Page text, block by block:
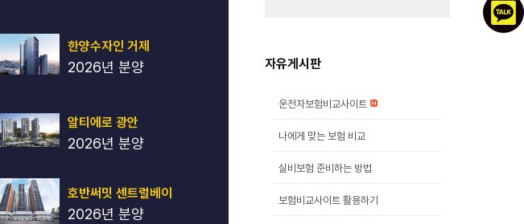
한양수자인 거제
2026년 분양
알티에로 광안
2026년 분양
호반써밋 센트럴베이
2026년 분양
자유게시판
운전자보험비교사이트
나에게 맞는 보험 비교
실비보험 준비하는 방법
보험비교사이트 활용하기